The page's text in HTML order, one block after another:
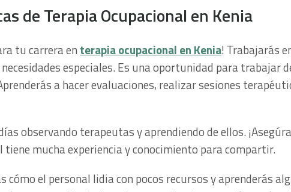
de Terapia Ocupacional en Kenia
tu carrera enterapia ocupacional en Kenia! Trabajarás
especiales. Es una oportunidad para trabajar
a hacer evaluaciones, realizar sesiones
observando terapeutas y aprendiendo de ellos.
tiene mucha experiencia y conocimiento para compartir.
cómo el personal lidia con pocos recursos y aprenderás